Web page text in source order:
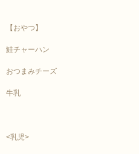
【おやつ】
鮭チャーハン
おつまみチーズ
牛乳
<乳児>